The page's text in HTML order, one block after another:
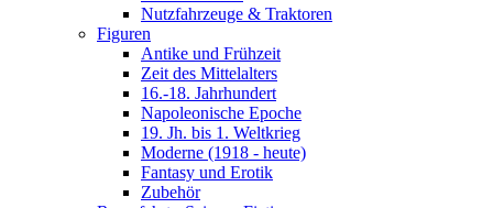
Nutzfahrzeuge & Traktoren
Figuren
Antike und Frühzeit
Zeit des Mittelalters
16.-18. Jahrhundert
Napoleonische Epoche
19. Jh. bis 1. Weltkrieg
Moderne (1918 - heute)
Fantasy und Erotik
Zubehör